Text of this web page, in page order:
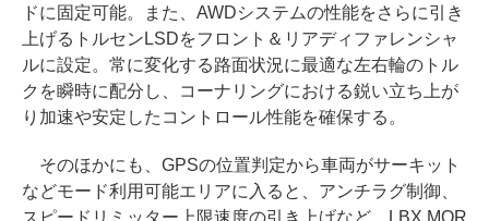
ドに固定可能。また、AWDシステムの性能をさらに引き
上げるトルセンLSDをフロント＆リアディファレンシャ
ルに設定。常に変化する路面状況に最適な左右輪のトル
クを瞬時に配分し、コーナリングにおける鋭い立ち上が
り加速や安定したコントロール性能を確保する。
そのほかにも、GPSの位置判定から車両がサーキット
などモード利用可能エリアに入ると、アンチラグ制御、
スピードリミッター上限速度の引き上げなど、LBX MOR